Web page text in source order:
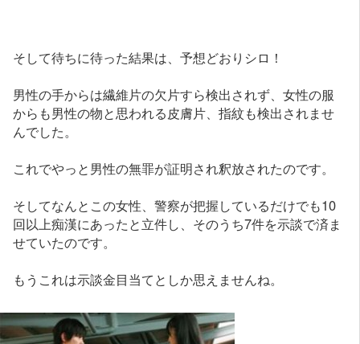
そして待ちに待った結果は、予想どおりシロ！
男性の手からは繊維片の欠片すら検出されず、女性の服
からも男性の物と思われる皮膚片、指紋も検出されませ
んでした。
これでやっと男性の無罪が証明され釈放されたのです。
そしてなんとこの女性、警察が把握しているだけでも10
回以上痴漢にあったと立件し、そのうち7件を示談で済ま
せていたのです。
もうこれは示談金目当てとしか思えませんね。